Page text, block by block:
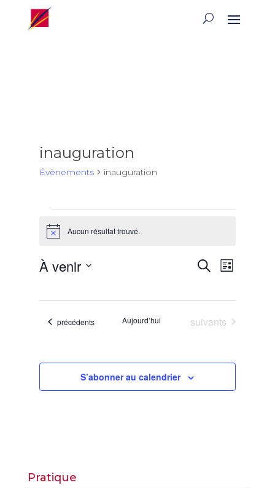
inauguration
Évènements inauguration
NoticeAucun résultat trouvé.
vues
Recherche
de
Liste
À venir
Évènements
précédents Aujourd’hui Évènements
suivants
S’abonner au calendrier
Pratique